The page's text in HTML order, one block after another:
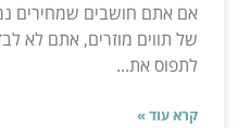
אם אתם חושבים שמחירים
של תווים מוזרים, אתם לא
לתפוס את...
קרא עוד »